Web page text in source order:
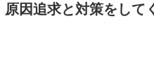
原因追求と対策をして